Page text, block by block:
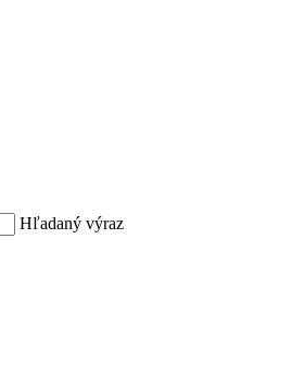
Hľadaný výraz